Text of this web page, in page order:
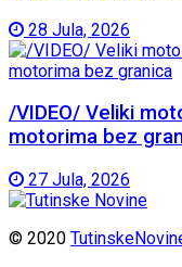
28 Jula, 2026
/VIDEO/ Veliki
motorima bez
27 Jula, 2026
© 2020